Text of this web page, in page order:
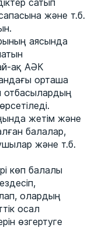
сатып
және т.б.
аясында
ақ АӘК
орташа
отбасылардың
жетім және
балалар,
және т.б.
көп балалы
олардың
осал
өзгертуге